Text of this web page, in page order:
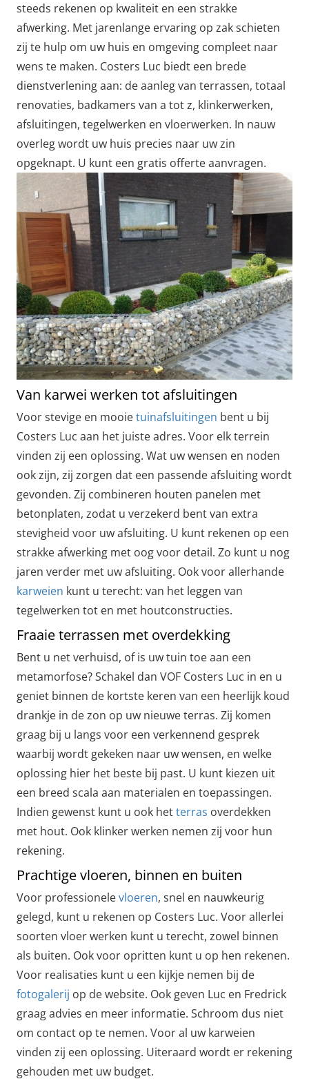
steeds rekenen op kwaliteit en een strakke
afwerking. Met jarenlange ervaring op zak schieten
zij te hulp om uw huis en omgeving compleet naar
wens te maken. Costers Luc biedt een brede
dienstverlening aan: de aanleg van terrassen, totaal
renovaties, badkamers van a tot z, klinkerwerken,
afsluitingen, tegelwerken en vloerwerken. In nauw
overleg wordt uw huis precies naar uw zin
opgeknapt. U kunt een gratis offerte aanvragen.
Van karwei werken tot afsluitingen
Voor stevige en mooietuinafsluitingen bent u bij
Costers Luc aan het juiste adres. Voor elk terrein
vinden zij een oplossing. Wat uw wensen en noden
ook zijn, zij zorgen dat een passende afsluiting wordt
gevonden. Zij combineren houten panelen met
betonplaten, zodat u verzekerd bent van extra
stevigheid voor uw afsluiting. U kunt rekenen op een
strakke afwerking met oog voor detail. Zo kunt u nog
jaren verder met uw afsluiting. Ook voor allerhande
karweien kunt u terecht: van het leggen van
tegelwerken tot en met houtconstructies.
Fraaie terrassen met overdekking
Bent u net verhuisd, of is uw tuin toe aan een
metamorfose? Schakel dan VOF Costers Luc in en u
geniet binnen de kortste keren van een heerlijk koud
drankje in de zon op uw nieuwe terras. Zij komen
graag bij u langs voor een verkennend gesprek
waarbij wordt gekeken naar uw wensen, en welke
oplossing hier het beste bij past. U kunt kiezen uit
een breed scala aan materialen en toepassingen.
Indien gewenst kunt u ook hetterras overdekken
met hout. Ook klinker werken nemen zij voor hun
rekening.
Prachtige vloeren, binnen en buiten
Voor professionelevloeren, snel en nauwkeurig
gelegd, kunt u rekenen op Costers Luc. Voor allerlei
soorten vloer werken kunt u terecht, zowel binnen
als buiten. Ook voor opritten kunt u op hen rekenen.
Voor realisaties kunt u een kijkje nemen bij de
fotogalerij op de website. Ook geven Luc en Fredrick
graag advies en meer informatie. Schroom dus niet
om contact op te nemen. Voor al uw karweien
vinden zij een oplossing. Uiteraard wordt er rekening
gehouden met uw budget.